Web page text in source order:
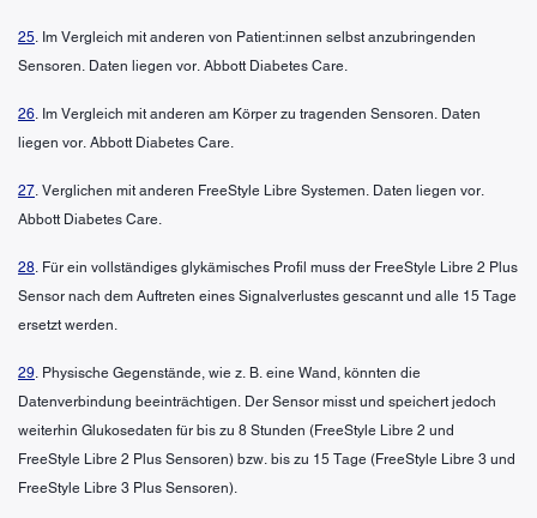
25. Im Vergleich mit anderen von Patient:innen selbst anzubringenden
Sensoren. Daten liegen vor. Abbott Diabetes Care.
26. Im Vergleich mit anderen am Körper zu tragenden Sensoren. Daten
liegen vor. Abbott Diabetes Care.
27. Verglichen mit anderen FreeStyle Libre Systemen. Daten liegen vor.
Abbott Diabetes Care.
28. Für ein vollständiges glykämisches Profil muss der FreeStyle Libre 2 Plus
Sensor nach dem Auftreten eines Signalverlustes gescannt und alle 15 Tage
ersetzt werden.
29. Physische Gegenstände, wie z. B. eine Wand, könnten die
Datenverbindung beeinträchtigen. Der Sensor misst und speichert jedoch
weiterhin Glukosedaten für bis zu 8 Stunden (FreeStyle Libre 2 und
FreeStyle Libre 2 Plus Sensoren) bzw. bis zu 15 Tage (FreeStyle Libre 3 und
FreeStyle Libre 3 Plus Sensoren).